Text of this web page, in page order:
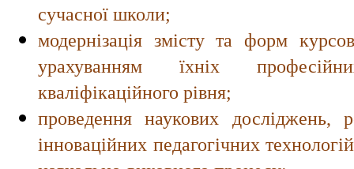
сучасної школи;
модернізація змісту та форм
урахуванням їхніх
кваліфікаційного рівня;
проведення наукових досліджень,
інноваційних педагогічних